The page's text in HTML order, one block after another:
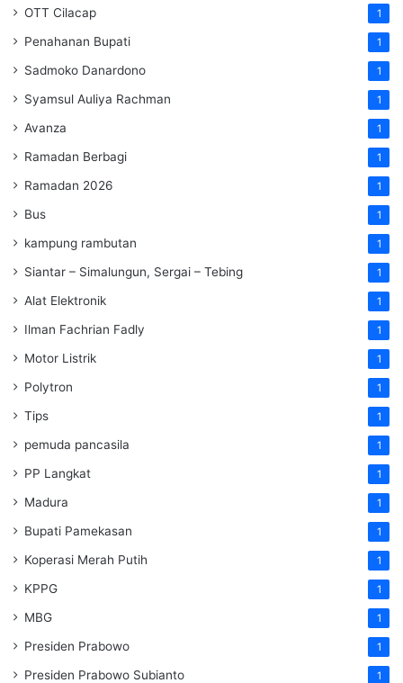
OTT Cilacap 1
Penahanan Bupati 1
Sadmoko Danardono 1
Syamsul Auliya Rachman 1
Avanza 1
Ramadan Berbagi 1
Ramadan 2026 1
Bus 1
kampung rambutan 1
Siantar – Simalungun, Sergai – Tebing 1
Alat Elektronik 1
Ilman Fachrian Fadly 1
Motor Listrik 1
Polytron 1
Tips 1
pemuda pancasila 1
PP Langkat 1
Madura 1
Bupati Pamekasan 1
Koperasi Merah Putih 1
KPPG 1
MBG 1
Presiden Prabowo 1
Presiden Prabowo Subianto 1